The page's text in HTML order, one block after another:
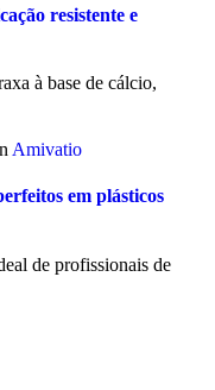
resistente e
à base de cálcio,
Amivatio
em plásticos
de profissionais de